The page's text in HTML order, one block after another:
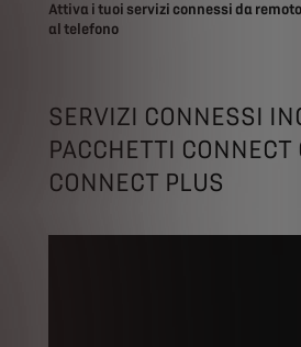
Attiva i tuoi servizi connessi da
al telefono
SERVIZI CONNESSI
PACCHETTI CONNECT
CONNECT PLUS